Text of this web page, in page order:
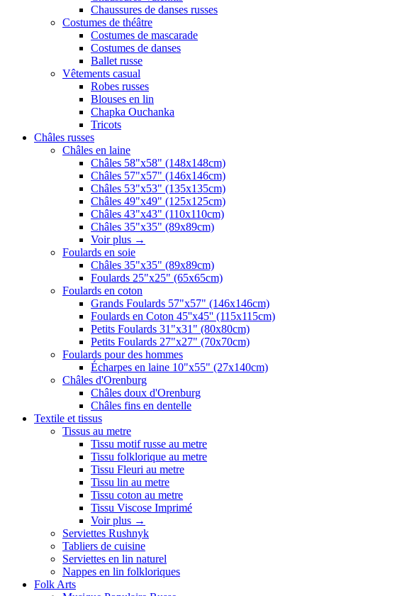
Chaussures de danses russes
Costumes de théâtre
Costumes de mascarade
Costumes de danses
Ballet russe
Vêtements casual
Robes russes
Blouses en lin
Chapka Ouchanka
Tricots
Châles russes
Châles en laine
Châles 58"x58" (148x148cm)
Châles 57"x57" (146x146cm)
Châles 53"x53" (135x135cm)
Châles 49"x49" (125x125cm)
Châles 43"x43" (110x110cm)
Châles 35"x35" (89x89cm)
Voir plus →
Foulards en soie
Châles 35"x35" (89x89cm)
Foulards 25"x25" (65x65cm)
Foulards en coton
Grands Foulards 57"x57" (146x146cm)
Foulards en Coton 45''x45'' (115x115cm)
Petits Foulards 31"x31" (80x80cm)
Petits Foulards 27"x27" (70x70cm)
Foulards pour des hommes
Écharpes en laine 10"x55" (27x140cm)
Châles d'Orenburg
Châles doux d'Orenburg
Châles fins en dentelle
Textile et tissus
Tissus au metre
Tissu motif russe au metre
Tissu folklorique au metre
Tissu Fleuri au metre
Tissu lin au metre
Tissu coton au metre
Tissu Viscose Imprimé
Voir plus →
Serviettes Rushnyk
Tabliers de cuisine
Serviettes en lin naturel
Nappes en lin folkloriques
Folk Arts